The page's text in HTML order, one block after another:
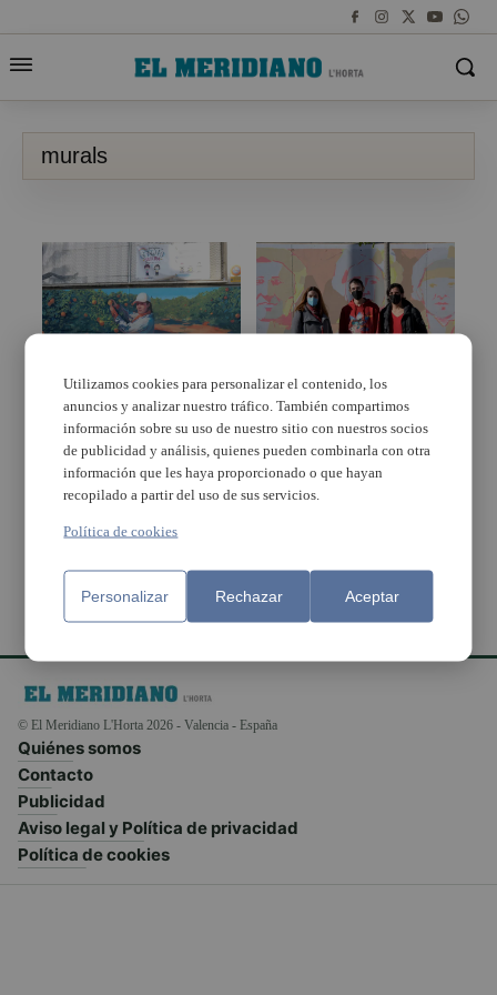
murals
Finalitzats a Paiporta
els murals del
certamen d’art urbà per
la igualtat
Paiporta participa en el
certamen d’art urbà
Encarna Jiménez i acull
tres murals en
homenatge a dones
emprenedores
© El Meridiano L'Horta 2026 - Valencia - España
Quiénes somos
Contacto
Publicidad
Aviso legal y Política de privacidad
Política de cookies
Utilizamos cookies para personalizar el contenido, los
anuncios y analizar nuestro tráfico. También compartimos
información sobre su uso de nuestro sitio con nuestros socios
de publicidad y análisis, quienes pueden combinarla con otra
información que les haya proporcionado o que hayan
recopilado a partir del uso de sus servicios.
Política de cookies
Personalizar Rechazar Aceptar